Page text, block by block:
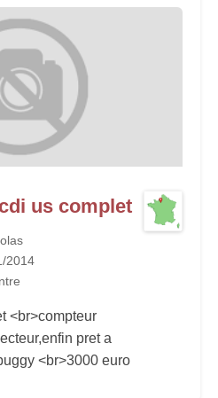
us complet
2014
<br>compteur
pret a
<br>3000 euro